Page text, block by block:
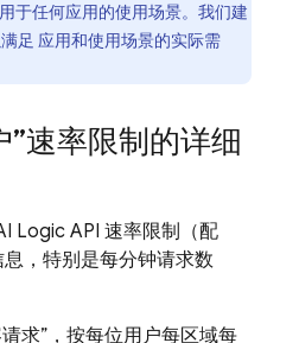
于任何应用的使用场景。我们建
满足 应用和使用场景的实际需
”速率限制的详细
Logic API 速率限制（配
，特别是每分钟请求数
求”，按每位用户每区域每